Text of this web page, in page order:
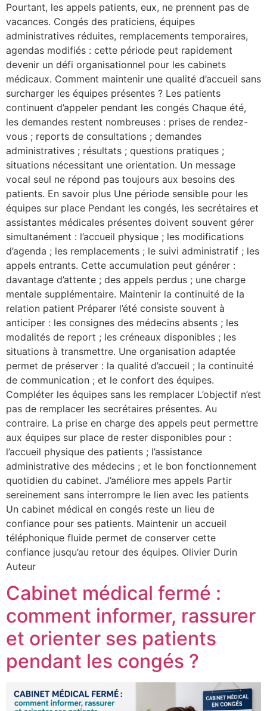
Pourtant, les appels patients, eux, ne prennent pas de
vacances. Congés des praticiens, équipes
administratives réduites, remplacements temporaires,
agendas modifiés : cette période peut rapidement
devenir un défi organisationnel pour les cabinets
médicaux. Comment maintenir une qualité d’accueil sans
surcharger les équipes présentes ? Les patients
continuent d’appeler pendant les congés Chaque été,
les demandes restent nombreuses : prises de rendez-
vous ; reports de consultations ; demandes
administratives ; résultats ; questions pratiques ;
situations nécessitant une orientation. Un message
vocal seul ne répond pas toujours aux besoins des
patients. En savoir plus Une période sensible pour les
équipes sur place Pendant les congés, les secrétaires et
assistantes médicales présentes doivent souvent gérer
simultanément : l’accueil physique ; les modifications
d’agenda ; les remplacements ; le suivi administratif ; les
appels entrants. Cette accumulation peut générer :
davantage d’attente ; des appels perdus ; une charge
mentale supplémentaire. Maintenir la continuité de la
relation patient Préparer l’été consiste souvent à
anticiper : les consignes des médecins absents ; les
modalités de report ; les créneaux disponibles ; les
situations à transmettre. Une organisation adaptée
permet de préserver : la qualité d’accueil ; la continuité
de communication ; et le confort des équipes.
Compléter les équipes sans les remplacer L’objectif n’est
pas de remplacer les secrétaires présentes. Au
contraire. La prise en charge des appels peut permettre
aux équipes sur place de rester disponibles pour :
l’accueil physique des patients ; l’assistance
administrative des médecins ; et le bon fonctionnement
quotidien du cabinet. J’améliore mes appels Partir
sereinement sans interrompre le lien avec les patients
Un cabinet médical en congés reste un lieu de
confiance pour ses patients. Maintenir un accueil
téléphonique fluide permet de conserver cette
confiance jusqu’au retour des équipes. Olivier Durin
Auteur
Cabinet médical fermé :
comment informer, rassurer
et orienter ses patients
pendant les congés ?